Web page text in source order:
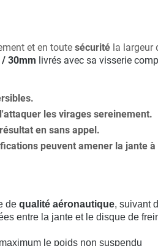
et en toute sécurité la largeur
30mm livrés avec sa visserie
les virages sereinement.
en sans appel.
peuvent amener la jante
de qualité aéronautique, suivant
entre la jante et le disque de
le poids non suspendu